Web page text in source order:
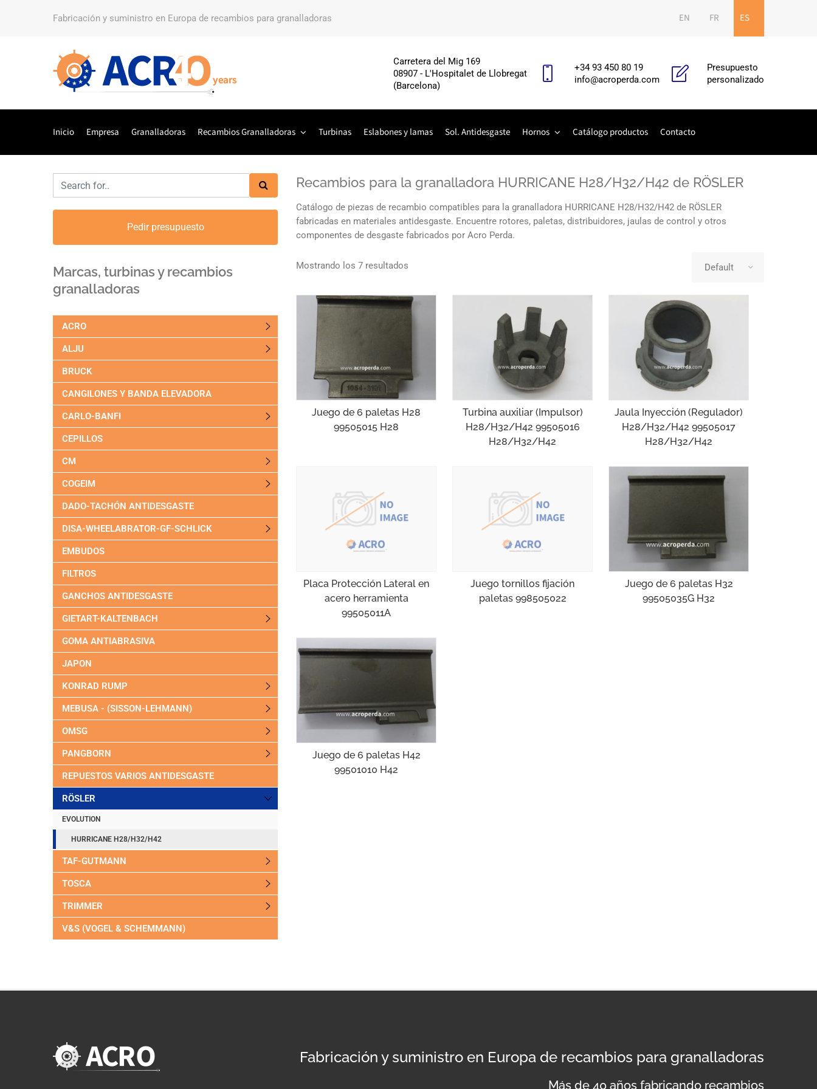
Fabricación y suministro en Europa de recambios para granalladoras EN FR ES
Carretera del Mig 169
08907 - L'Hospitalet de Llobregat
(Barcelona)
+34 93 450 80 19
info@acroperda.com
Presupuesto
personalizado
Inicio Empresa Granalladoras Recambios Granalladoras Turbinas Eslabones y lamas Sol. Antidesgaste Hornos Catálogo productos Contacto
Recambios para la granalladora HURRICANE H28/H32/H42 de RÖSLER
Catálogo de piezas de recambio compatibles para la granalladora HURRICANE H28/H32/H42 de RÖSLER
fabricadas en materiales antidesgaste. Encuentre rotores, paletas, distribuidores, jaulas de control y otros
componentes de desgaste fabricados por Acro Perda.
Mostrando los 7 resultados
Juego de 6 paletas H28
99505015 H28
Turbina auxiliar (Impulsor)
H28/H32/H42 99505016
H28/H32/H42
Jaula Inyección (Regulador)
H28/H32/H42 99505017
H28/H32/H42
Placa Protección Lateral en
acero herramienta
99505011A
Juego tornillos fijación
paletas 998505022
Juego de 6 paletas H32
99505035G H32
Juego de 6 paletas H42
99501010 H42
Pedir presupuesto
Marcas, turbinas y recambios
granalladoras
ACRO
ALJU
BRUCK
CANGILONES Y BANDA ELEVADORA
CARLO-BANFI
CEPILLOS
CM
COGEIM
DADO-TACHÓN ANTIDESGASTE
DISA-WHEELABRATOR-GF-SCHLICK
EMBUDOS
FILTROS
GANCHOS ANTIDESGASTE
GIETART-KALTENBACH
GOMA ANTIABRASIVA
JAPON
KONRAD RUMP
MEBUSA - (SISSON-LEHMANN)
OMSG
PANGBORN
REPUESTOS VARIOS ANTIDESGASTE
RÖSLER
EVOLUTION
HURRICANE H28/H32/H42
TAF-GUTMANN
TOSCA
TRIMMER
V&S (VOGEL & SCHEMMANN)
Fabricación y suministro en Europa de recambios para granalladoras
Más de 40 años fabricando recambios